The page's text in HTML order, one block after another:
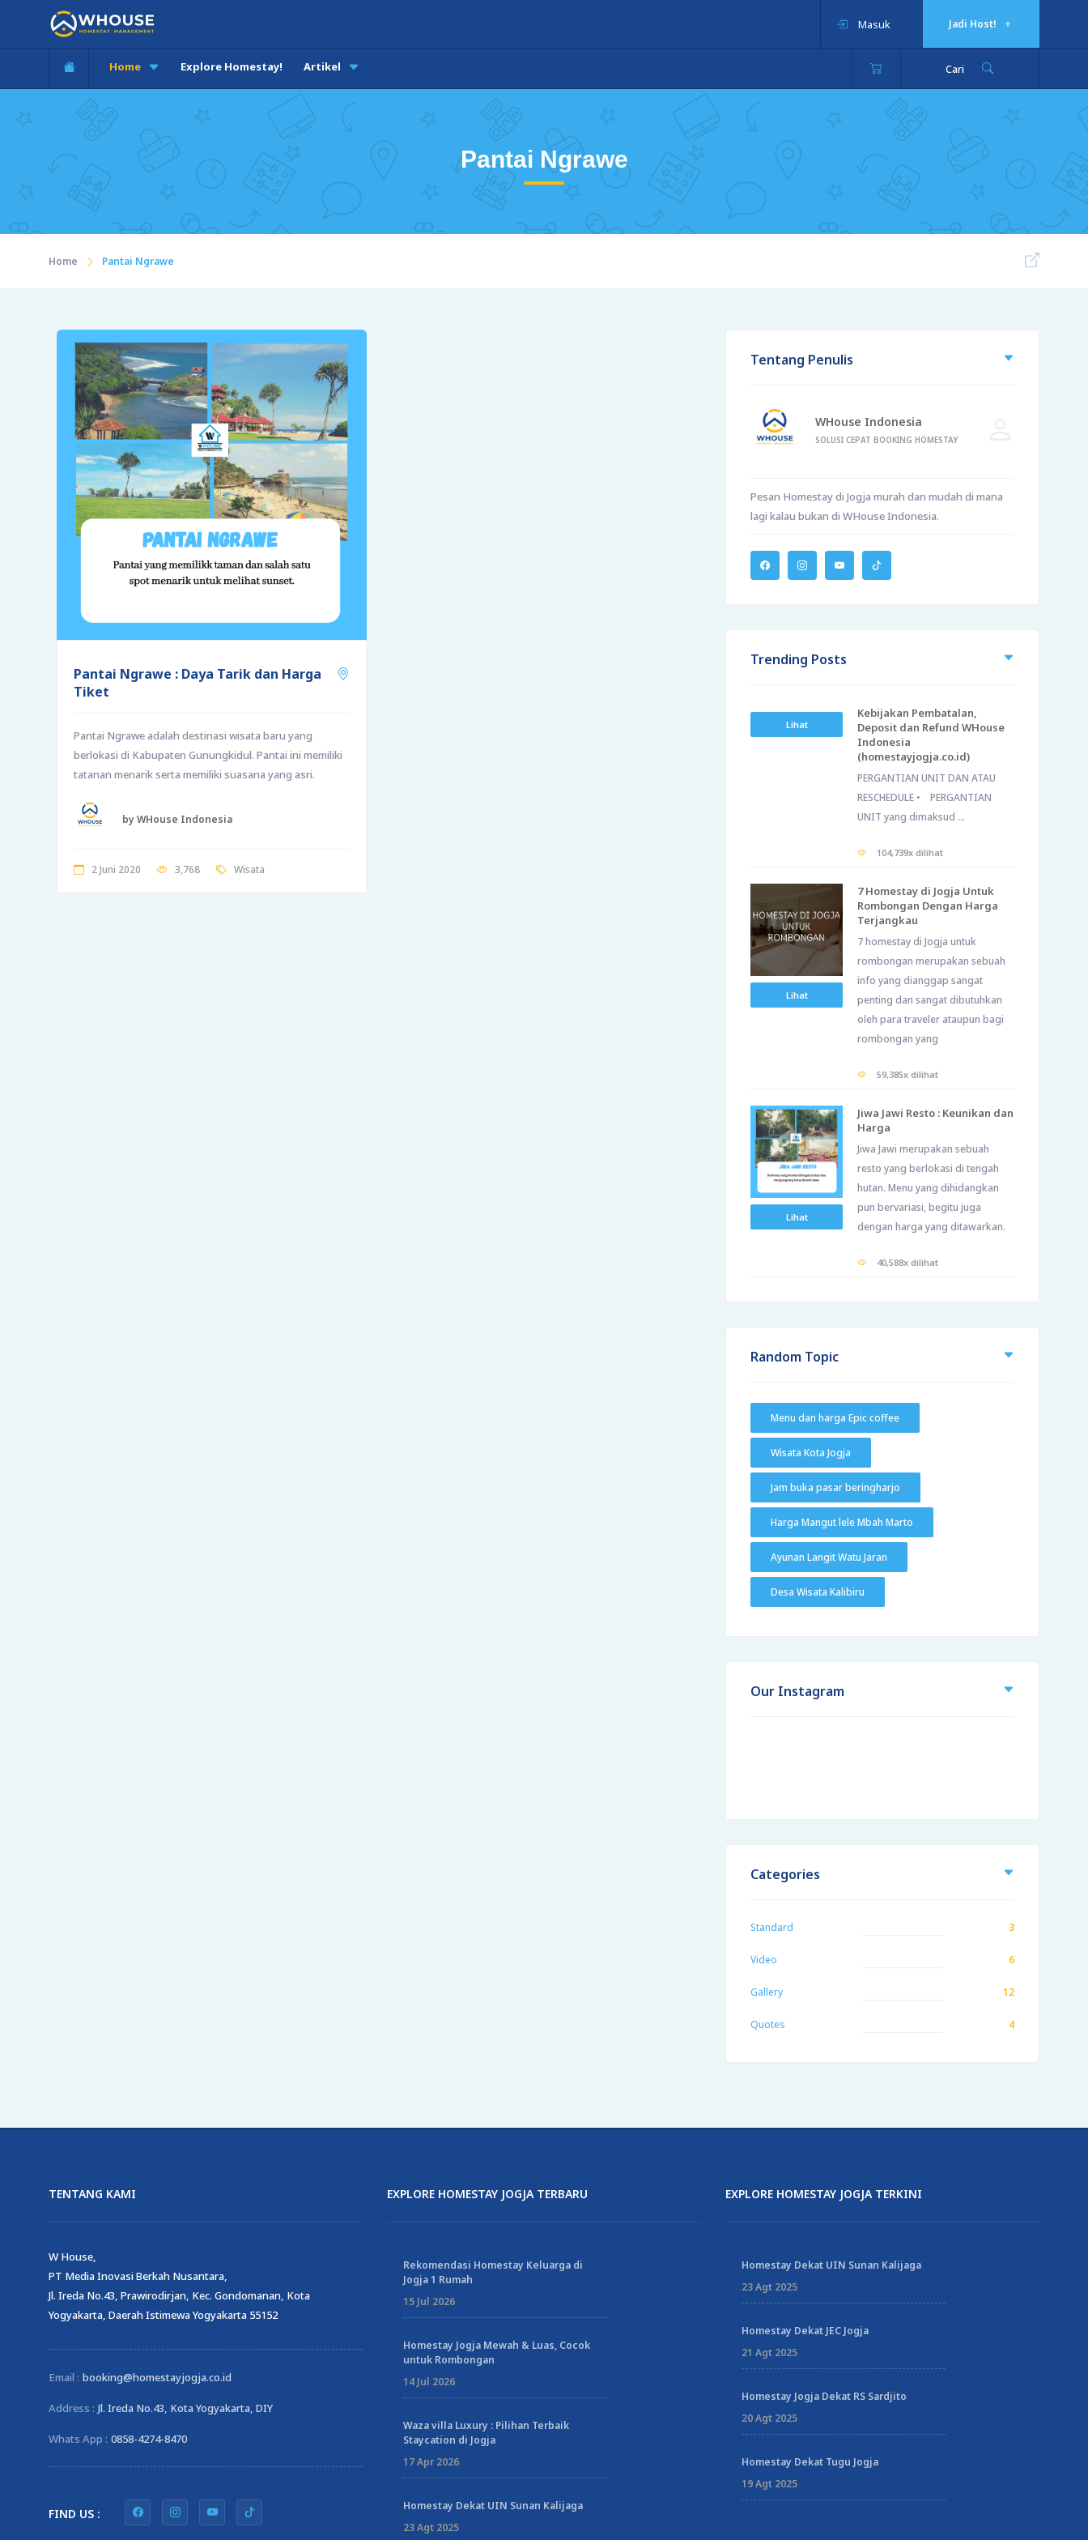
Jadi Host!
Masuk
Cari
Home Explore Homestay! Artikel
Pantai Ngrawe
Home Pantai Ngrawe
Pantai Ngrawe : Daya Tarik dan Harga
Tiket
Pantai Ngrawe adalah destinasi wisata baru yang
berlokasi di Kabupaten Gunungkidul. Pantai ini memiliki
tatanan menarik serta memiliki suasana yang asri.
by WHouse Indonesia
2 Juni 2020 3,768 Wisata
Tentang Penulis
WHouse Indonesia
SOLUSI CEPAT BOOKING HOMESTAY
Pesan Homestay di Jogja murah dan mudah di mana
lagi kalau bukan di WHouse Indonesia.
Trending Posts
Lihat
Kebijakan Pembatalan,
Deposit dan Refund WHouse
Indonesia
(homestayjogja.co.id)
PERGANTIAN UNIT DAN ATAU
RESCHEDULE • PERGANTIAN
UNIT yang dimaksud ...
104,739x dilihat
Lihat
7 Homestay di Jogja Untuk
Rombongan Dengan Harga
Terjangkau
7 homestay di Jogja untuk
rombongan merupakan sebuah
info yang dianggap sangat
penting dan sangat dibutuhkan
oleh para traveler ataupun bagi
rombongan yang
59,385x dilihat
Lihat
Jiwa Jawi Resto : Keunikan dan
Harga
Jiwa Jawi merupakan sebuah
resto yang berlokasi di tengah
hutan. Menu yang dihidangkan
pun bervariasi, begitu juga
dengan harga yang ditawarkan.
40,588x dilihat
Random Topic
Menu dan harga Epic coffee
Wisata Kota Jogja
Jam buka pasar beringharjo
Harga Mangut lele Mbah Marto
Ayunan Langit Watu Jaran
Desa Wisata Kalibiru
Our Instagram
Categories
Standard 3
Video 6
Gallery 12
Quotes 4
TENTANG KAMI
W House,
PT Media Inovasi Berkah Nusantara,
Jl. Ireda No.43, Prawirodirjan, Kec. Gondomanan, Kota
Yogyakarta, Daerah Istimewa Yogyakarta 55152
Email : booking@homestayjogja.co.id
Address : Jl. Ireda No.43, Kota Yogyakarta, DIY
Whats App : 0858-4274-8470
FIND US :
EXPLORE HOMESTAY JOGJA TERBARU
Rekomendasi Homestay Keluarga di
Jogja 1 Rumah
15 Jul 2026
Homestay Jogja Mewah & Luas, Cocok
untuk Rombongan
14 Jul 2026
Waza villa Luxury : Pilihan Terbaik
Staycation di Jogja
17 Apr 2026
Homestay Dekat UIN Sunan Kalijaga
23 Agt 2025
EXPLORE HOMESTAY JOGJA TERKINI
Homestay Dekat UIN Sunan Kalijaga
23 Agt 2025
Homestay Dekat JEC Jogja
21 Agt 2025
Homestay Jogja Dekat RS Sardjito
20 Agt 2025
Homestay Dekat Tugu Jogja
19 Agt 2025